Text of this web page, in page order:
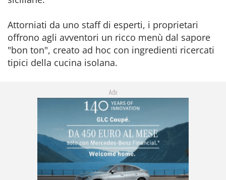
Attorniati da uno staff di esperti, i proprietari
offrono agli avventori un ricco menù dal sapore
"bon ton", creato ad hoc con ingredienti ricercati
tipici della cucina isolana.
Adv